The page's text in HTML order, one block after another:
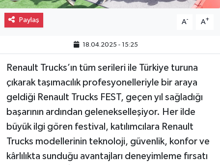
Paylaş A- A+
18.04.2025 - 15:25
Renault Trucks’ın tüm serileri ile Türkiye turuna
çıkarak taşımacılık profesyonelleriyle bir araya
geldiği Renault Trucks FEST, geçen yıl sağladığı
başarının ardından gelenekselleşiyor. Her ilde
büyük ilgi gören festival, katılımcılara Renault
Trucks modellerinin teknoloji, güvenlik, konfor ve
kârlılıkta sunduğu avantajları deneyimleme fırsatı